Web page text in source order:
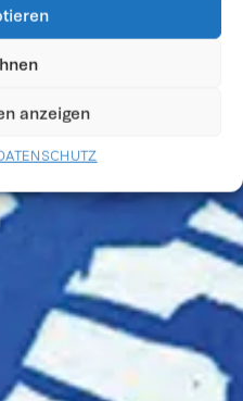
anzeigen
MEESE